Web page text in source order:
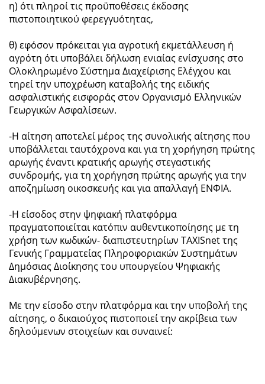
η) ότι πληροί τις προϋποθέσεις έκδοσης
πιστοποιητικού φερεγγυότητας,
θ) εφόσον πρόκειται για αγροτική εκμετάλλευση ή
αγρότη ότι υποβάλει δήλωση ενιαίας ενίσχυσης στο
Ολοκληρωμένο Σύστημα Διαχείρισης Ελέγχου και
τηρεί την υποχρέωση καταβολής της ειδικής
ασφαλιστικής εισφοράς στον Οργανισμό Ελληνικών
Γεωργικών Ασφαλίσεων.
-Η αίτηση αποτελεί μέρος της συνολικής αίτησης που
υποβάλλεται ταυτόχρονα και για τη χορήγηση πρώτης
αρωγής έναντι κρατικής αρωγής στεγαστικής
συνδρομής, για τη χορήγηση πρώτης αρωγής για την
αποζημίωση οικοσκευής και για απαλλαγή ΕΝΦΙΑ.
-Η είσοδος στην ψηφιακή πλατφόρμα
πραγματοποιείται κατόπιν αυθεντικοποίησης με τη
χρήση των κωδικών- διαπιστευτηρίων TAXISnet της
Γενικής Γραμματείας Πληροφοριακών Συστημάτων
Δημόσιας Διοίκησης του υπουργείου Ψηφιακής
Διακυβέρνησης.
Με την είσοδο στην πλατφόρμα και την υποβολή της
αίτησης, ο δικαιούχος πιστοποιεί την ακρίβεια των
δηλούμενων στοιχείων και συναινεί: